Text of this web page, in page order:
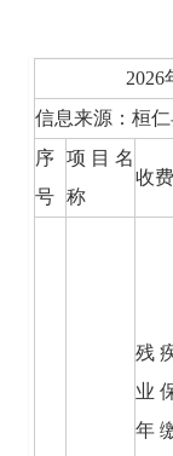
信息来源：桓
序
号
项目名
称
收
残
业
年